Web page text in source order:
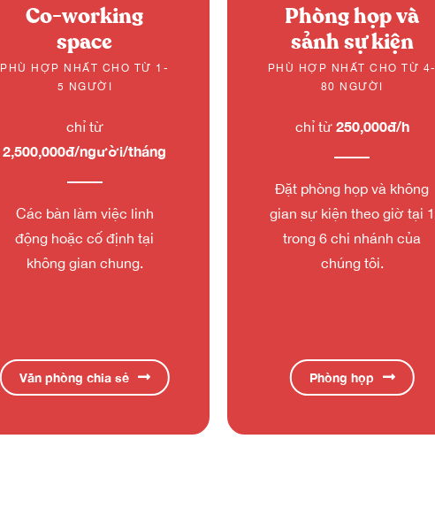
Co-working
space
PHÙ HỢP NHẤT CHO TỪ 1-
5 NGƯỜI
chỉ từ
2,500,000đ/người/tháng
Các bàn làm việc linh
động hoặc cố định tại
không gian chung.
Văn phòng chia sẻ
Phòng họp và
sảnh sự kiện
PHÙ HỢP NHẤT CHO TỪ 4-
80 NGƯỜI
chỉ từ 250,000đ/h
Đặt phòng họp và không
gian sự kiện theo giờ tại 1
trong 6 chi nhánh của
chúng tôi.
Phòng họp